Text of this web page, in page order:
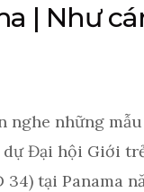
| Như
nghe những
dự Đại hội Giới
tại Panama